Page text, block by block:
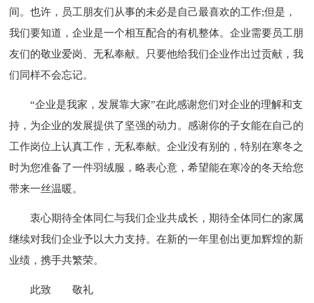
间。也许，员工朋友们从事的未必是自己最喜欢的工作;但是，
我们要知道，企业是一个相互配合的有机整体。企业需要员工朋
友们的敬业爱岗、无私奉献。只要他给我们企业作出过贡献，我
们同样不会忘记。
“企业是我家，发展靠大家”在此感谢您们对企业的理解和支
持，为企业的发展提供了坚强的动力。感谢你的子女能在自己的
工作岗位上认真工作，无私奉献。企业没有别的，特别在寒冬之
时为您准备了一件羽绒服，略表心意，希望能在寒冷的冬天给您
带来一丝温暖。
衷心期待全体同仁与我们企业共成长，期待全体同仁的家属
继续对我们企业予以大力支持。在新的一年里创出更加辉煌的新
业绩，携手共繁荣。
此致 敬礼